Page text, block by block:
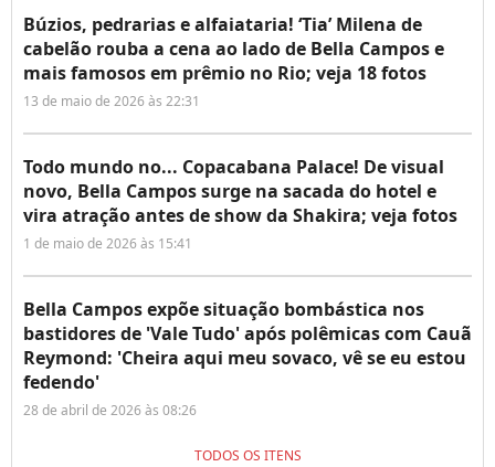
Búzios, pedrarias e alfaiataria! ‘Tia’ Milena de
cabelão rouba a cena ao lado de Bella Campos e
mais famosos em prêmio no Rio; veja 18 fotos
13 de maio de 2026 às 22:31
Todo mundo no... Copacabana Palace! De visual
novo, Bella Campos surge na sacada do hotel e
vira atração antes de show da Shakira; veja fotos
1 de maio de 2026 às 15:41
Bella Campos expõe situação bombástica nos
bastidores de 'Vale Tudo' após polêmicas com Cauã
Reymond: 'Cheira aqui meu sovaco, vê se eu estou
fedendo'
28 de abril de 2026 às 08:26
TODOS OS ITENS